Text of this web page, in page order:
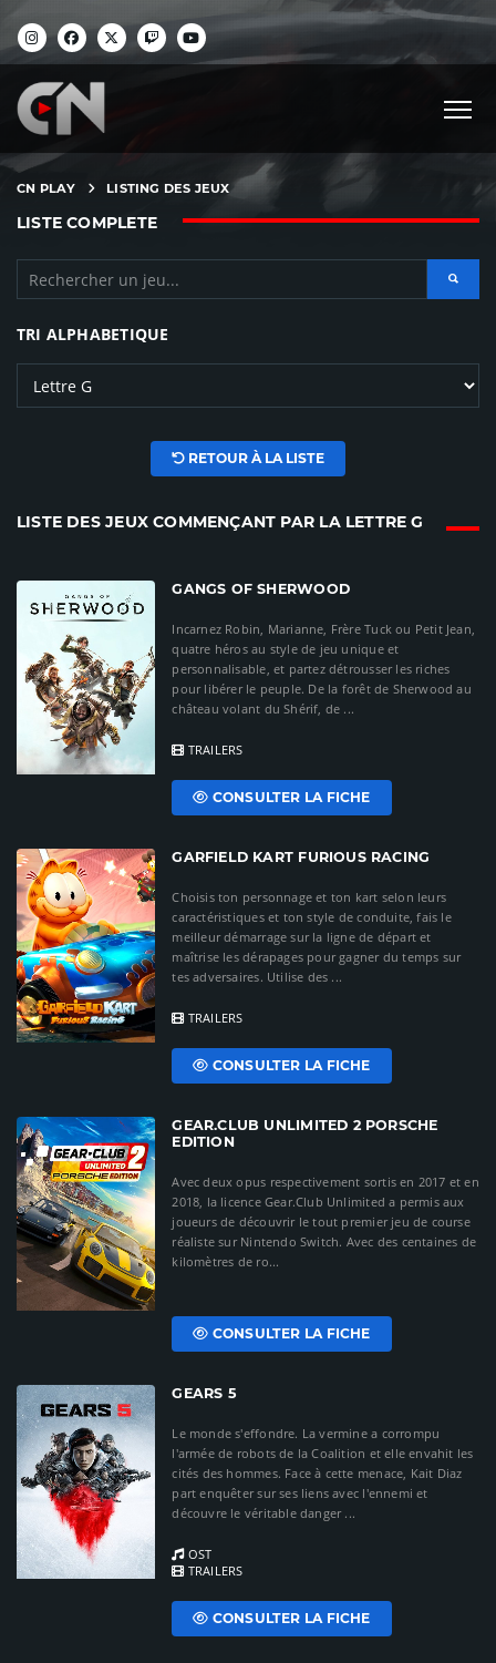
CN PLAY LISTING DES JEUX
LISTE COMPLETE
TRI ALPHABETIQUE
RETOUR À LA LISTE
LISTE DES JEUX COMMENÇANT PAR LA LETTRE G
GANGS OF SHERWOOD
Incarnez Robin, Marianne, Frère Tuck ou Petit Jean,
quatre héros au style de jeu unique et
personnalisable, et partez détrousser les riches
pour libérer le peuple. De la forêt de Sherwood au
château volant du Shérif, de ...
TRAILERS
CONSULTER LA FICHE
GARFIELD KART FURIOUS RACING
Choisis ton personnage et ton kart selon leurs
caractéristiques et ton style de conduite, fais le
meilleur démarrage sur la ligne de départ et
maîtrise les dérapages pour gagner du temps sur
tes adversaires. Utilise des ...
TRAILERS
CONSULTER LA FICHE
GEAR.CLUB UNLIMITED 2 PORSCHE
EDITION
Avec deux opus respectivement sortis en 2017 et en
2018, la licence Gear.Club Unlimited a permis aux
joueurs de découvrir le tout premier jeu de course
réaliste sur Nintendo Switch. Avec des centaines de
kilomètres de ro...
CONSULTER LA FICHE
GEARS 5
Le monde s'effondre. La vermine a corrompu
l'armée de robots de la Coalition et elle envahit les
cités des hommes. Face à cette menace, Kait Diaz
part enquêter sur ses liens avec l'ennemi et
découvre le véritable danger ...
OST
TRAILERS
CONSULTER LA FICHE